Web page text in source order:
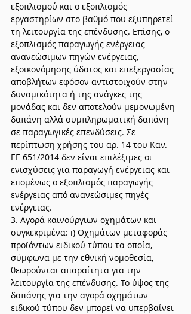
εξοπλισμού και ο εξοπλισμός
εργαστηρίων στο βαθμό που εξυπηρετεί
τη λειτουργία της επένδυσης. Επίσης, ο
εξοπλισμός παραγωγής ενέργειας
ανανεώσιμων πηγών ενέργειας,
εξοικονόμησης ύδατος και επεξεργασίας
αποβλήτων εφόσον αντιστοιχούν στην
δυναμικότητα ή της ανάγκες της
μονάδας και δεν αποτελούν μεμονωμένη
δαπάνη αλλά συμπληρωματική δαπάνη
σε παραγωγικές επενδύσεις. Σε
περίπτωση χρήσης του αρ. 14 του Καν.
ΕΕ 651/2014 δεν είναι επιλέξιμες οι
ενισχύσεις για παραγωγή ενέργειας και
επομένως ο εξοπλισμός παραγωγής
ενέργειας από ανανεώσιμες πηγές
ενέργειας.
3. Αγορά καινούργιων οχημάτων και
συγκεκριμένα: i) Οχημάτων μεταφοράς
προϊόντων ειδικού τύπου τα οποία,
σύμφωνα με την εθνική νομοθεσία,
θεωρούνται απαραίτητα για την
λειτουργία της επένδυσης. Το ύψος της
δαπάνης για την αγορά οχημάτων
ειδικού τύπου δεν μπορεί να υπερβαίνει